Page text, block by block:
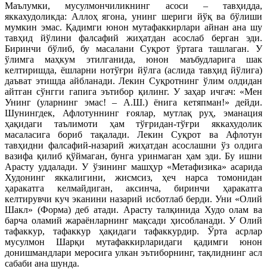
Маълумки, мусулмончиликнинг асоси – тавҳидда,
яккахудоликда: Аллоҳ ягона, унинг шериги йўқ ва бўлиши
мумкин эмас. Қадимги юнон мутафаккирлари айнан ана шу
тавҳид йўлини фалсафий жиҳатдан асослаб берган эди.
Биринчи бўлиб, бу масалани Суқрот ўртага ташлаган. У
ўлимга маҳкум этилганида, юнон маъбудларига шак
келтиришда, ёшларни нотўғри йўлга (аслида тавҳид йўлига)
даъват этишда айбланади. Лекин Суқротнинг ўлим олдидан
айтган сўнгги гапига эътибор қилинг. У заҳар ичгач: «Мен
Унинг (уларнинг эмас! – А.Ш.) ёнига кетяпман!» дейди.
Шунингдек, Афлотуннинг ғоялар, мутлақ руҳ, эманация
ҳақидаги таълимоти ҳам тўғридан-тўғри яккахудолик
масаласига бориб тақалади. Лекин Суқрот ва Афлотун
тавҳидни фалсафий-назарий жиҳатдан асослашни ўз олдига
вазифа қилиб қўймаган, бунга уринмаган ҳам эди. Бу ишни
Арасту уддалади. У ўзининг машҳур «Метафизика» асарида
Худонинг яккалигини, жисмсиз, ҳеч нарса томонидан
ҳаракатга келмайдиган, аксинча, биринчи ҳаракатга
келтирувчи куч эканини назарий исботлаб берди. Уни «Олий
Шакл» (Форма) деб атади. Арасту талқинида Худо олам ва
барча оламий жараёнларнинг мақсади ҳисобланади. У Олий
тафаккур, тафаккур ҳақидаги тафаккурдир. Ўрта асрлар
мусулмон Шарқи мутафаккирларидаги қадимги юнон
донишмандлари меросига улкан эътиборнинг, тақлиднинг асл
сабаби ана шунда.